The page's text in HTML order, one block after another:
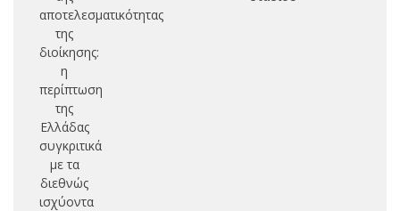
αποτελεσματικότητας
της
διοίκησης:
η
περίπτωση
της
Ελλάδας
συγκριτικά
με τα
διεθνώς
ισχύοντα